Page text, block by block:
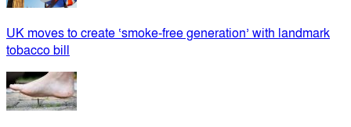
UK moves to create ‘smoke-free generation’ with landmark
tobacco bill